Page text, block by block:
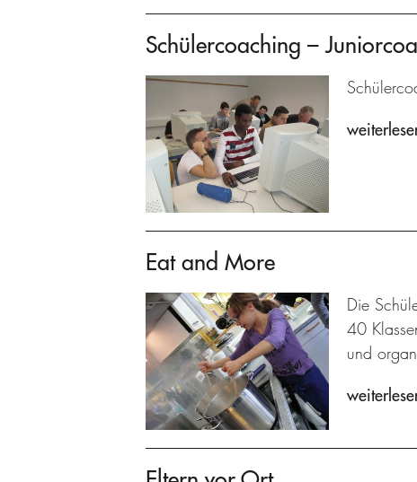
Schülercoaching –
Eat and More
Die
40
und